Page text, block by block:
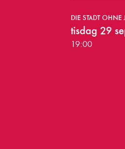
l
l
n
DIE STADT OHNE
tisdag 29
19:00